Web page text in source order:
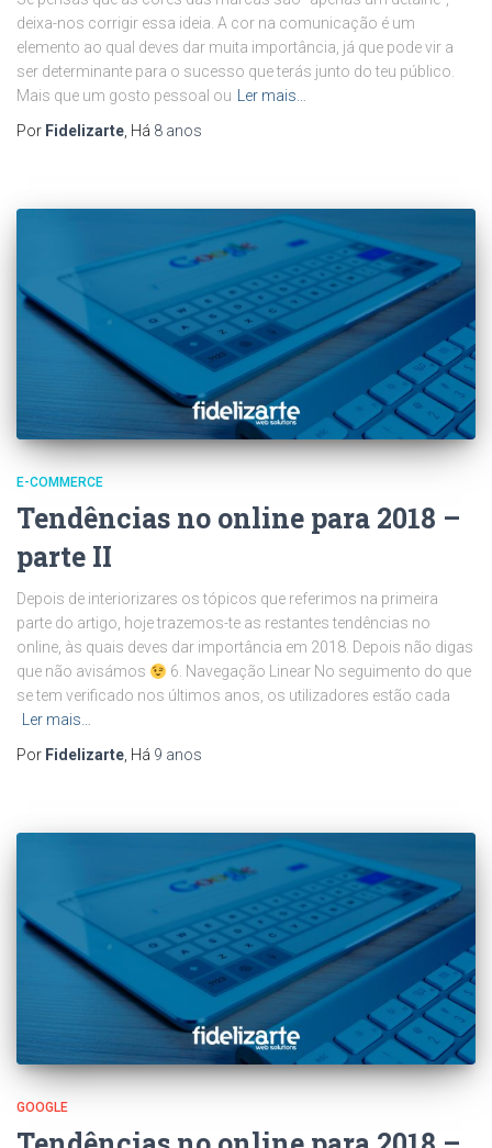
deixa-nos corrigir essa ideia. A cor na comunicação é um
elemento ao qual deves dar muita importância, já que pode vir a
ser determinante para o sucesso que terás junto do teu público.
Mais que um gosto pessoal ou
Ler mais…
Por Fidelizarte , Há 8 anos
E-COMMERCE
Tendências no online para 2018 –
parte II
Depois de interiorizares os tópicos que referimos na primeira
parte do artigo, hoje trazemos-te as restantes tendências no
online, às quais deves dar importância em 2018. Depois não digas
que não avisámos
6. Navegação Linear No seguimento do que
se tem verificado nos últimos anos, os utilizadores estão cada
Ler mais…
Por Fidelizarte, Há 9 anos
GOOGLE